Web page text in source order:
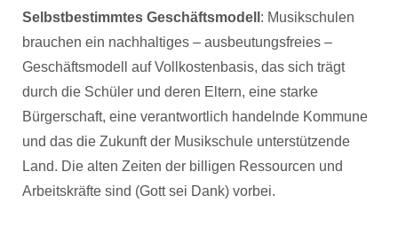
Selbstbestimmtes Geschäftsmodell : Musikschulen
brauchen ein nachhaltiges – ausbeutungsfreies –
Geschäftsmodell auf Vollkostenbasis, das sich trägt
durch die Schüler und deren Eltern, eine starke
Bürgerschaft, eine verantwortlich handelnde Kommune
und das die Zukunft der Musikschule unterstützende
Land. Die alten Zeiten der billigen Ressourcen und
Arbeitskräfte sind (Gott sei Dank) vorbei.